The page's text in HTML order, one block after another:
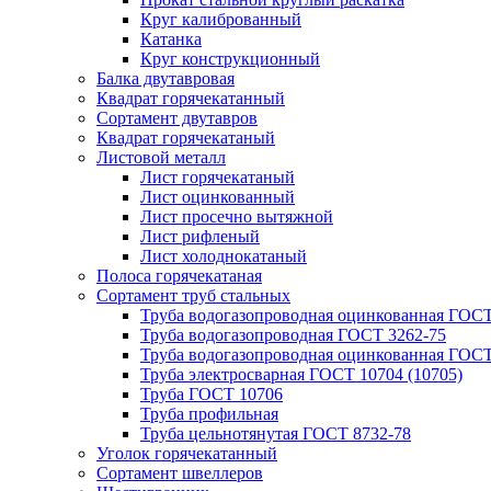
Круг калиброванный
Катанка
Круг конструкционный
Балка двутавровая
Квадрат горячекатанный
Сортамент двутавров
Квадрат горячекатаный
Листовой металл
Лист горячекатаный
Лист оцинкованный
Лист просечно вытяжной
Лист рифленый
Лист холоднокатаный
Полоса горячекатаная
Сортамент труб стальных
Труба водогазопроводная оцинкованная
Труба водогазопроводная ГОСТ 3262-75
Труба водогазопроводная оцинкованная
Труба электросварная ГОСТ 10704 (10705)
Труба ГОСТ 10706
Труба профильная
Труба цельнотянутая ГОСТ 8732-78
Уголок горячекатанный
Сортамент швеллеров